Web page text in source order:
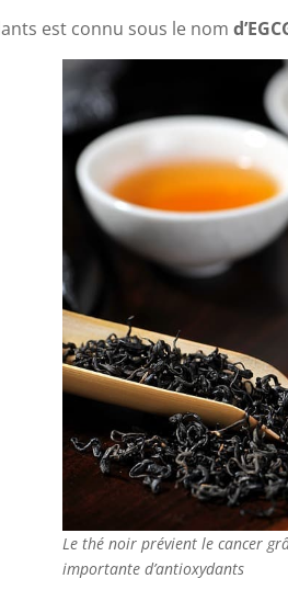
est connu sous le nom
Le thé noir prévient le cancer
importante d’antioxydants